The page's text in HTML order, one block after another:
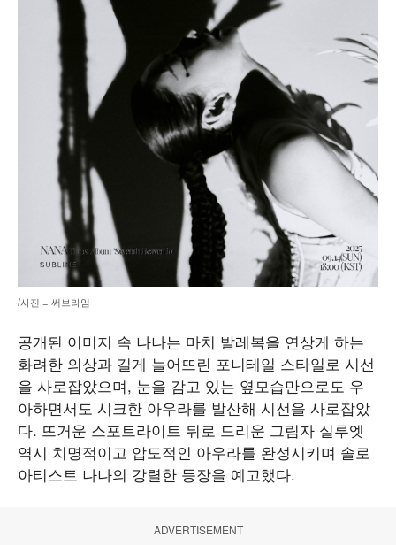
/사진 = 써브라임
공개된 이미지 속 나나는 마치 발레복을 연상케 하는
화려한 의상과 길게 늘어뜨린 포니테일 스타일로 시선
을 사로잡았으며, 눈을 감고 있는 옆모습만으로도 우
아하면서도 시크한 아우라를 발산해 시선을 사로잡았
다. 뜨거운 스포트라이트 뒤로 드리운 그림자 실루엣
역시 치명적이고 압도적인 아우라를 완성시키며 솔로
아티스트 나나의 강렬한 등장을 예고했다.
ADVERTISEMENT